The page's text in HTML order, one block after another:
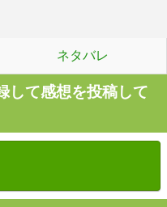
ネタバレ
して感想を投稿して